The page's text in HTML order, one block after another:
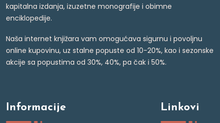
kapitalna izdanja, izuzetne monografije i obimne
enciklopedije.
Naša internet knjižara vam omogućava sigurnu i povoljnu
online kupovinu, uz stalne popuste od 10-20%, kao i sezonske
akcije sa popustima od 30%, 40%, pa čak i 50%.
Informacije Linkovi